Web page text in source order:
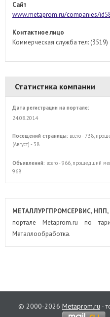
Сайт
www.metaprom.ru/companies/
Контактное лицо
Коммерческая служба тел:
Статистика компании
Дата регистрации на портале:
24.08.2014
Посещений страницы: всего - 738,
(Август) - 38
Объявлений: всего - 966, прошедший
968
МЕТАЛЛУРГПРОМСЕРВИС,
портале Metaprom.ru по
Металлообработка.
© 2000-2026 Metaprom.ru -